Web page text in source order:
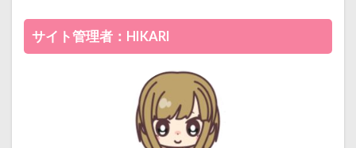
サイト管理者：HIKARI